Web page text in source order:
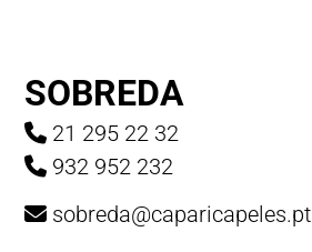
SOBREDA
21 295 22 32
932 952 232
sobreda@caparicapeles.pt